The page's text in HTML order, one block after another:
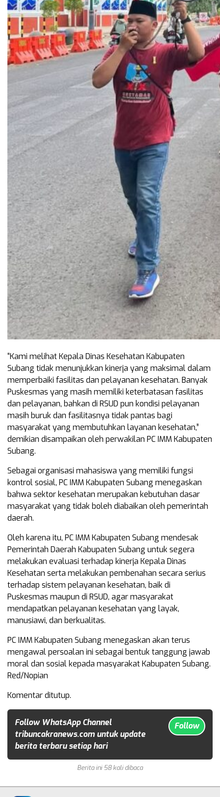
“Kami melihat Kepala Dinas Kesehatan Kabupaten
Subang tidak menunjukkan kinerja yang maksimal dalam
memperbaiki fasilitas dan pelayanan kesehatan. Banyak
Puskesmas yang masih memiliki keterbatasan fasilitas
dan pelayanan, bahkan di RSUD pun kondisi pelayanan
masih buruk dan fasilitasnya tidak pantas bagi
masyarakat yang membutuhkan layanan kesehatan,”
demikian disampaikan oleh perwakilan PC IMM Kabupaten
Subang.
Sebagai organisasi mahasiswa yang memiliki fungsi
kontrol sosial, PC IMM Kabupaten Subang menegaskan
bahwa sektor kesehatan merupakan kebutuhan dasar
masyarakat yang tidak boleh diabaikan oleh pemerintah
daerah.
Oleh karena itu, PC IMM Kabupaten Subang mendesak
Pemerintah Daerah Kabupaten Subang untuk segera
melakukan evaluasi terhadap kinerja Kepala Dinas
Kesehatan serta melakukan pembenahan secara serius
terhadap sistem pelayanan kesehatan, baik di
Puskesmas maupun di RSUD, agar masyarakat
mendapatkan pelayanan kesehatan yang layak,
manusiawi, dan berkualitas.
PC IMM Kabupaten Subang menegaskan akan terus
mengawal persoalan ini sebagai bentuk tanggung jawab
moral dan sosial kepada masyarakat Kabupaten Subang.
Red/Nopian
Komentar ditutup.
Follow WhatsApp Channel
tribuncakranews.com untuk update
berita terbaru setiap hari
Follow
Berita ini 58 kali dibaca